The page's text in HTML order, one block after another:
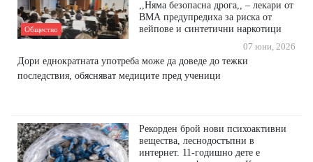
Общество
,,Няма безопасна дрога,, – лекари от
ВМА предупредиха за риска от
вейпове и синтетични наркотици
07 юни, 2026
Дори еднократната употреба може да доведе до тежки
последствия, обясняват медиците пред ученици
Рекорден брой нови психоактивни
вещества, леснодостъпни в
интернет. 11-годишно дете е